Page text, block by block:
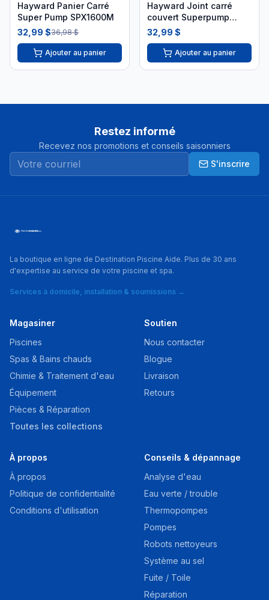
Hayward Panier Carré
Super Pump SPX1600M
32,99 $36,98 $
Ajouter au panier
Hayward Joint carré
couvert Superpump
SPX1600S
32,99 $
Ajouter au panier
Restez informé
Recevez nos promotions et conseils saisonniers
S'inscrire
La boutique en ligne de Destination Piscine Aide. Plus de 30 ans
d'expertise au service de votre piscine et spa.
Services à domicile, installation & soumissions →
Magasiner
Piscines
Spas & Bains chauds
Chimie & Traitement d'eau
Équipement
Pièces & Réparation
Toutes les collections
Soutien
Nous contacter
Blogue
Livraison
Retours
À propos
À propos
Politique de confidentialité
Conditions d'utilisation
Conseils & dépannage
Analyse d'eau
Eau verte / trouble
Thermopompes
Pompes
Robots nettoyeurs
Système au sel
Fuite / Toile
Réparation